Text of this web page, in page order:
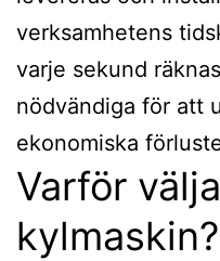
verksamhetens
varje sekund
nödvändiga för att
ekonomiska
Varför
kylmaskin?